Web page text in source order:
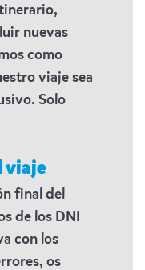
nuevas
como
viaje sea
Solo
viaje
final del
de los DNI
con los
os